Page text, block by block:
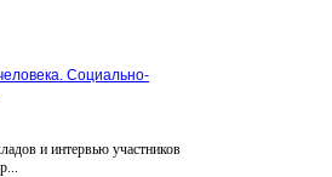
Социально-
и интервью участников